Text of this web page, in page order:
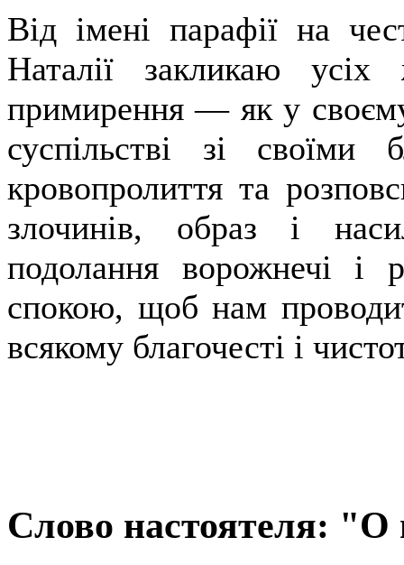
Від імені парафії на
Наталії закликаю
примирення — як у
суспільстві зі
кровопролиття та
злочинів, образ і
подолання ворожнечі і
спокою, щоб нам
всякому благочесті і
Слово настоятеля: